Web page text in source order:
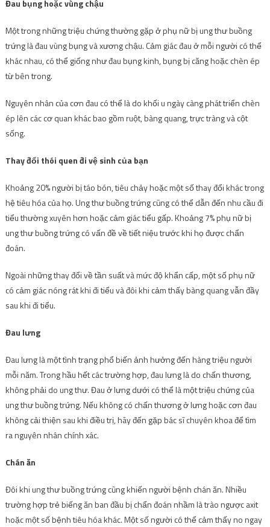
Đau bụng hoặc vùng chậu
Một trong những triệu chứng thường gặp ở phụ nữ bị ung thư buồng
trứng là đau vùng bụng và xương chậu. Cảm giác đau ở mỗi người có thể
khác nhau, có thể giống như đau bụng kinh, bụng bị căng hoặc chèn ép
từ bên trong.
Nguyên nhân của cơn đau có thể là do khối u ngày càng phát triển chèn
ép lên các cơ quan khác bao gồm ruột, bàng quang, trực tràng và cột
sống.
Thay đổi thói quen đi vệ sinh của bạn
Khoảng 20% ​​người bị táo bón, tiêu chảy hoặc một số thay đổi khác trong
hệ tiêu hóa của họ. Ung thư buồng trứng cũng có thể dẫn đến nhu cầu đi
tiểu thường xuyên hơn hoặc cảm giác tiểu gấp. Khoảng 7% phụ nữ bị
ung thư buồng trứng có vấn đề về tiết niệu trước khi họ được chẩn
đoán.
Ngoài những thay đổi về tần suất và mức độ khẩn cấp, một số phụ nữ
có cảm giác nóng rát khi đi tiểu và đôi khi cảm thấy bàng quang vẫn đầy
sau khi đi tiểu.
Đau lưng
Đau lưng là một tình trạng phổ biến ảnh hưởng đến hàng triệu người
mỗi năm. Trong hầu hết các trường hợp, đau lưng là do chấn thương,
không phải do ung thư. Đau ở lưng dưới có thể là một triệu chứng của
ung thư buồng trứng. Nếu không có chấn thương ở lưng hoặc cơn đau
không cải thiện sau khi điều trị, hãy đến gặp bác sĩ chuyên khoa để tìm
ra nguyên nhân chính xác.
Chán ăn
Đôi khi ung thư buồng trứng cũng khiến người bệnh chán ăn. Nhiều
trường hợp trẻ biếng ăn ban đầu bị chẩn đoán nhầm là trào ngược axit
hoặc một số bệnh tiêu hóa khác. Một số người có thể cảm thấy no ngay